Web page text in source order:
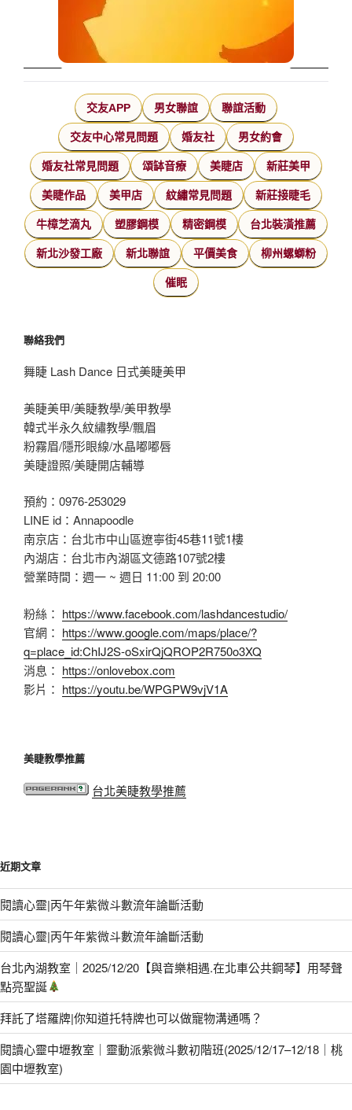
交友APP 男女聯誼 聯誼活動
交友中心常見問題 婚友社 男女約會
婚友社常見問題 頌缽音療 美睫店 新莊美甲
美睫作品 美甲店 紋繡常見問題 新莊接睫毛
牛樟芝滴丸 塑膠鋼模 精密鋼模 台北裝潢推薦
新北沙發工廠 新北聯誼 平價美食 柳州螺螄粉
催眠
聯絡我們
舞睫 Lash Dance 日式美睫美甲
美睫美甲/美睫教學/美甲教學
韓式半永久紋繡教學/飄眉
粉霧眉/隱形眼線/水晶嘟嘟唇
美睫證照/美睫開店輔導
預約：0976-253029
LINE id：Annapoodle
南京店：台北市中山區遼寧街45巷11號1樓
內湖店：台北市內湖區文德路107號2樓
營業時間：週一 ~ 週日 11:00 到 20:00
粉絲： https://www.facebook.com/lashdancestudio/
官網： https://www.google.com/maps/place/?
q=place_id:ChIJ2S-oSxirQjQROP2R750o3XQ
消息： https://onlovebox.com
影片： https://youtu.be/WPGPW9vjV1A
美睫教學推薦
台北美睫教學推薦
近期文章
閱讀心靈|丙午年紫微斗數流年論斷活動
閱讀心靈|丙午年紫微斗數流年論斷活動
台北內湖教室｜2025/12/20【與音樂相遇.在北車公共鋼琴】用琴聲
點亮聖誕
拜託了塔羅牌|你知道托特牌也可以做寵物溝通嗎？
閱讀心靈中壢教室｜靈動派紫微斗數初階班(2025/12/17–12/18｜桃
園中壢教室)